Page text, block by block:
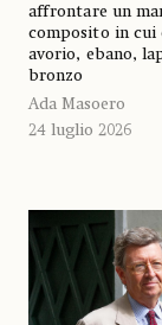
affrontare un
composito in cui
avorio, ebano,
bronzo
Ada Masoero
24 luglio 2026